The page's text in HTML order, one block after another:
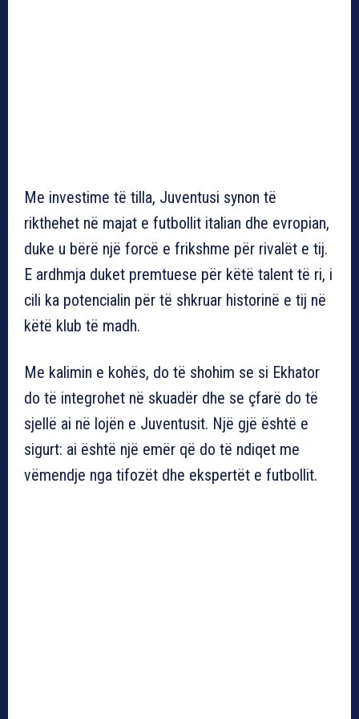
Me investime të tilla, Juventusi synon të
rikthehet në majat e futbollit italian dhe evropian,
duke u bërë një forcë e frikshme për rivalët e tij.
E ardhmja duket premtuese për këtë talent të ri, i
cili ka potencialin për të shkruar historinë e tij në
këtë klub të madh.
Me kalimin e kohës, do të shohim se si Ekhator
do të integrohet në skuadër dhe se çfarë do të
sjellë ai në lojën e Juventusit. Një gjë është e
sigurt: ai është një emër që do të ndiqet me
vëmendje nga tifozët dhe ekspertët e futbollit.